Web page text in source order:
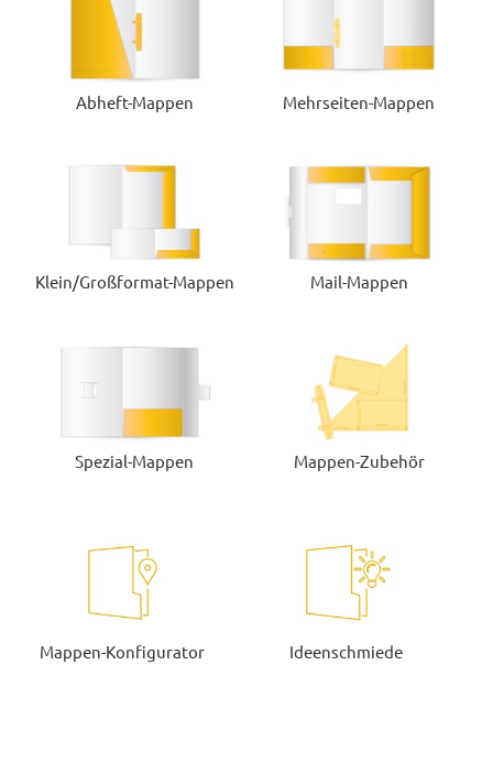
Abheft-Mappen Mehrseiten-Mappen
Klein/Großformat-Mappen Mail-Mappen
Spezial-Mappen Mappen-Zubehör
Mappen-Konfigurator Ideenschmiede